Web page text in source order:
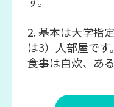
2. 基本は大学指
は3）人部屋です。
食事は自炊、あ